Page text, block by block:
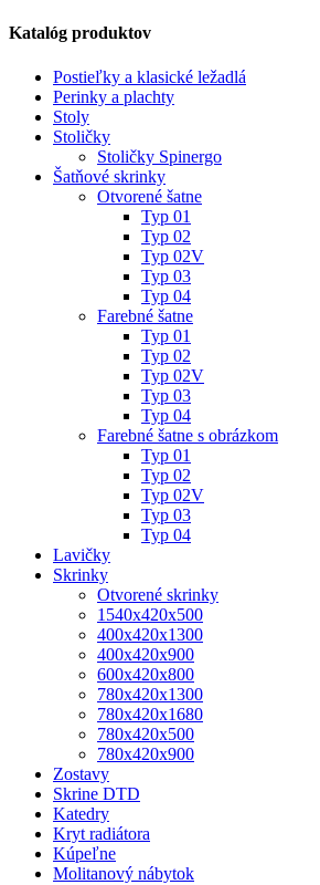
Katalóg produktov
Postieľky a klasické ležadlá
Perinky a plachty
Stoly
Stoličky
Stoličky Spinergo
Šatňové skrinky
Otvorené šatne
Typ 01
Typ 02
Typ 02V
Typ 03
Typ 04
Farebné šatne
Typ 01
Typ 02
Typ 02V
Typ 03
Typ 04
Farebné šatne s obrázkom
Typ 01
Typ 02
Typ 02V
Typ 03
Typ 04
Lavičky
Skrinky
Otvorené skrinky
1540x420x500
400x420x1300
400x420x900
600x420x800
780x420x1300
780x420x1680
780x420x500
780x420x900
Zostavy
Skrine DTD
Katedry
Kryt radiátora
Kúpeľne
Molitanový nábytok